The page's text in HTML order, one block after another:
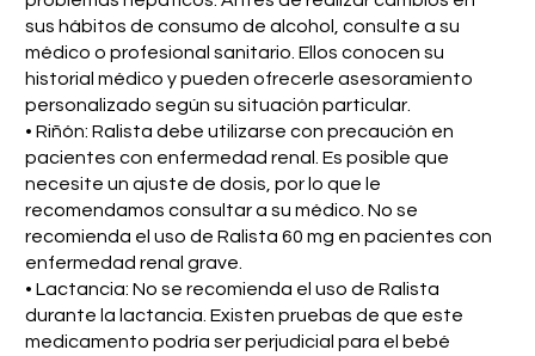
sus hábitos de consumo de alcohol, consulte a su
médico o profesional sanitario. Ellos conocen su
historial médico y pueden ofrecerle asesoramiento
personalizado según su situación particular.
• Riñón: Ralista debe utilizarse con precaución en
pacientes con enfermedad renal. Es posible que
necesite un ajuste de dosis, por lo que le
recomendamos consultar a su médico. No se
recomienda el uso de Ralista 60 mg en pacientes con
enfermedad renal grave.
• Lactancia: No se recomienda el uso de Ralista
durante la lactancia. Existen pruebas de que este
medicamento podría ser perjudicial para el bebé